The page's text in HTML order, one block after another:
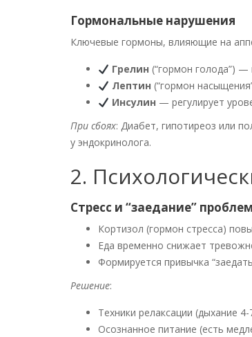
Гормональные нарушения
Ключевые гормоны, влияющие на
Грелин (“гормон голода”)
Лептин (“гормон
Инсулин — регулирует
При сбоях: Диабет, гипотиреоз или
у эндокринолога.
2.
Стресс и “заедание” проблем
Кортизол (гормон стресса)
Еда временно снижает
Формируется привычка
Решение:
Техники релаксации (дыхание 4-
Осознанное питание (есть